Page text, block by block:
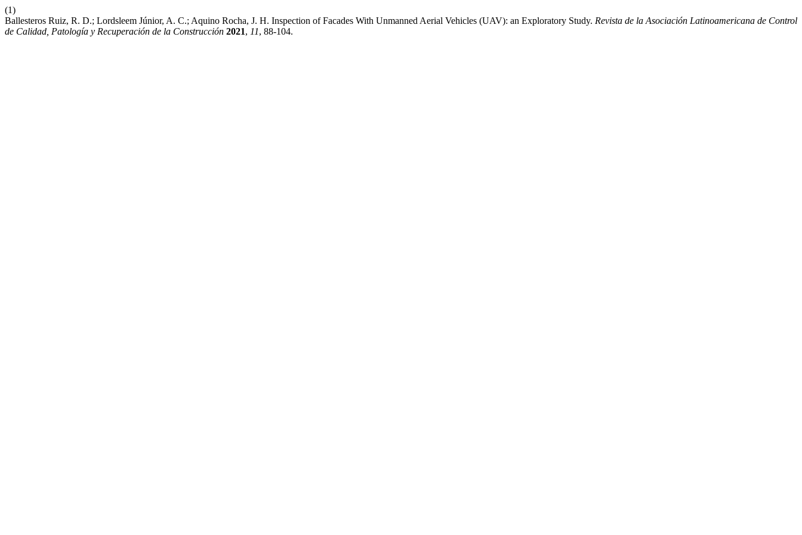
(1)
Ballesteros Ruiz, R. D.; Lordsleem Júnior, A. C.; Aquino Rocha, J. H. Inspection of Facades With Unmanned Aerial Vehicles (UAV): an Exploratory Study. Revista de la Asociación Latinoamericana de Control
de Calidad, Patología y Recuperación de la Construcción 2021, 11, 88-104.